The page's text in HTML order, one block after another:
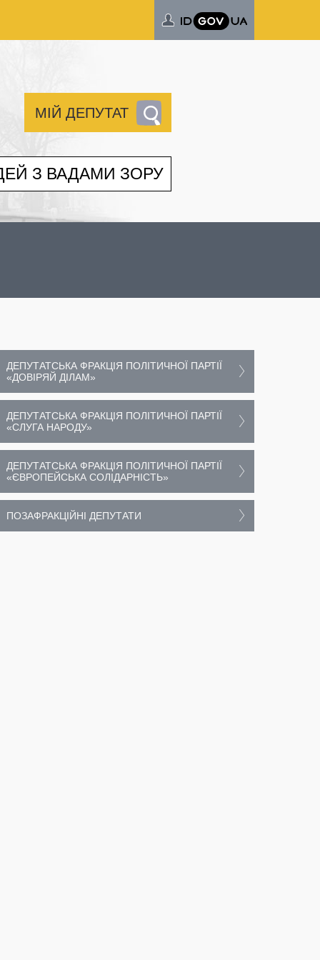
МІЙ ДЕПУТАТ
З ВАДАМИ ЗОРУ
ДЕПУТАТСЬКА ФРАКЦІЯ ПОЛІТИЧНОЇ ПАРТІЇ
«ДОВІРЯЙ ДІЛАМ»
ДЕПУТАТСЬКА ФРАКЦІЯ ПОЛІТИЧНОЇ ПАРТІЇ
«СЛУГА НАРОДУ»
ДЕПУТАТСЬКА ФРАКЦІЯ ПОЛІТИЧНОЇ ПАРТІЇ
«ЄВРОПЕЙСЬКА СОЛІДАРНІСТЬ»
ПОЗАФРАКЦІЙНІ ДЕПУТАТИ